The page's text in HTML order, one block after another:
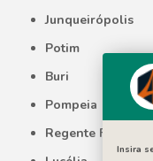
Junqueirópolis
Potim
Buri
Pompeia
Regente Feijó
Insira